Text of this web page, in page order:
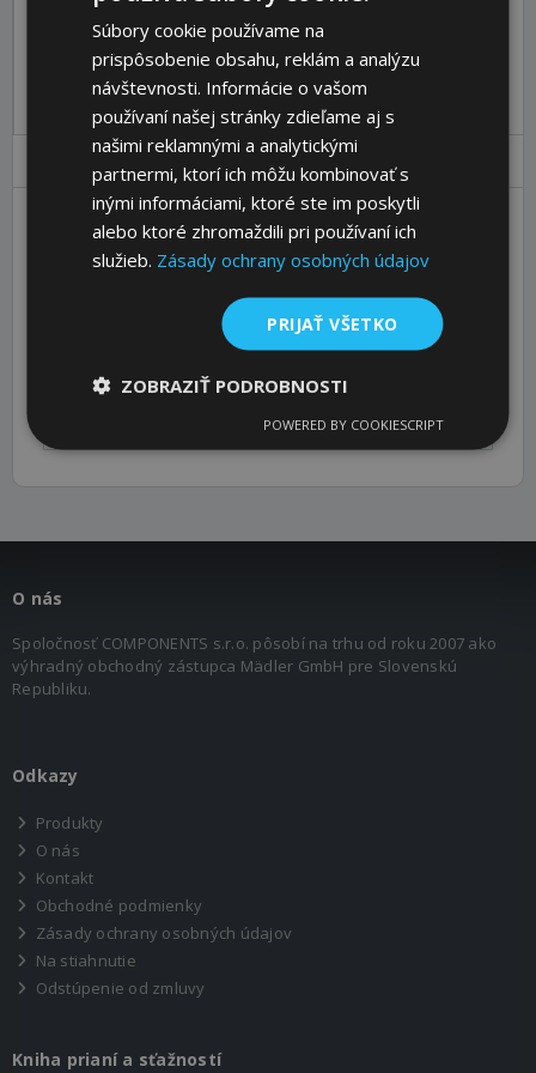
Objednávací kód:16493400
Pre pridanie produktu do košíka sa prosímprihláste
Parametre Ceny Popis
No. of Teeth
34
Weight [kg]
Passende Bordscheibe [Artikel-Nr.]
16010323
O nás
Spoločnosť COMPONENTS s.r.o. pôsobí na trhu od roku 2007 ako
výhradný obchodný zástupca Mädler GmbH pre Slovenskú
Republiku.
Odkazy
Produkty
O nás
Kontakt
Obchodné podmienky
Zásady ochrany osobných údajov
Na stiahnutie
Odstúpenie od zmluvy
Kniha prianí a sťažností
Súbory cookie používame na
prispôsobenie obsahu, reklám a analýzu
návštevnosti. Informácie o vašom
používaní našej stránky zdieľame aj s
našimi reklamnými a analytickými
partnermi, ktorí ich môžu kombinovať s
inými informáciami, ktoré ste im poskytli
alebo ktoré zhromaždili pri používaní ich
služieb. Zásady ochrany osobných údajov
PRIJAŤ VŠETKO
ZOBRAZIŤ PODROBNOSTI
POWERED BY COOKIESCRIPT